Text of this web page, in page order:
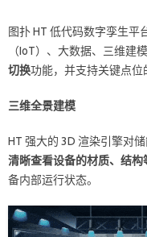
图扑 HT 低代码数字孪生平
（IoT）、大数据、三维建
切换功能，并支持关键点位
三维全景建模
HT 强大的 3D 渲染引擎对
清晰查看设备的材质、结构
备内部运行状态。